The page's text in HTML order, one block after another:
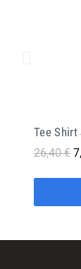
Tee
26,40 €